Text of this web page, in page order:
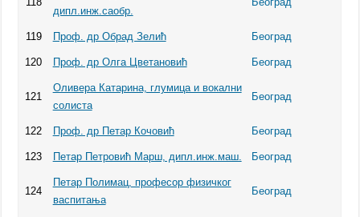
дипл.инж.саобр.
119 Проф. др Обрад Зелић Београд
120 Проф. др Олга Цветановић Београд
121
Оливера Катарина, глумица и вокални
солиста
Београд
122 Проф. др Петар Кочовић Београд
123 Петар Петровић Марш, дипл.инж.маш. Београд
124
Петар Полимац, професор физичког
васпитања
Београд